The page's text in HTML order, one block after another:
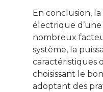
En conclusion,
électrique
nombreux
système, la
caractéristiques
choisissant le
adoptant des